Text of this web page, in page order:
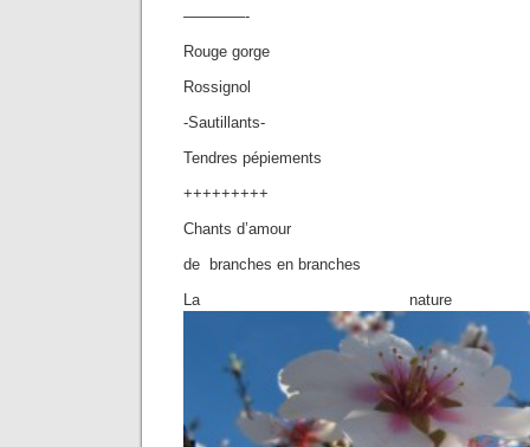
————-
Rouge gorge
Rossignol
-Sautillants-
Tendres pépiements
+++++++++
Chants d’amour
de branches en branches
La nature